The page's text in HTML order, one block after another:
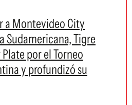
a Montevideo City
Sudamericana, Tigre
por el Torneo
y profundizó su